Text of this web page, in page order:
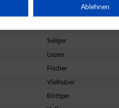
Seliger
Lopes
Fischer
Vielhuber
Böttger
Informationen auf einem
Werbung
Auswahl personalisierter Werbung
Ablehnen